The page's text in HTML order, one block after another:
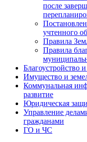
после
учтенного
Правила
Правила
Благоустройство
Имущество и
Коммунальная
развитие
Юридическая
Управление
гражданами
ГО и ЧС